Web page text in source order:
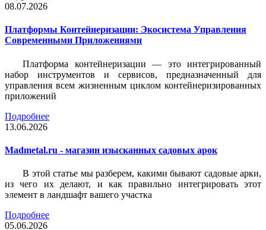
08.07.2026
Платформы Контейнеризации: Экосистема Управления
Современными Приложениями
Платформа контейнеризации — это интегрированный
набор инструментов и сервисов, предназначенный для
управления всем жизненным циклом контейнеризированных
приложений
Подробнее
13.06.2026
Madmetal.ru - магазин изысканных садовых арок
В этой статье мы разберем, какими бывают садовые арки,
из чего их делают, и как правильно интегрировать этот
элемент в ландшафт вашего участка
Подробнее
05.06.2026